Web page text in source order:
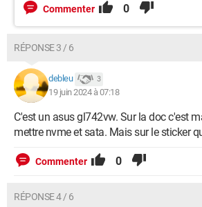
Commenter 0
RÉPONSE 3 / 6
debleu 3
19 juin 2024 à 07:18
C'est un asus gl742vw. Sur la doc c'est
mettre nvme et sata. Mais sur le sticker
Commenter 0
RÉPONSE 4 / 6